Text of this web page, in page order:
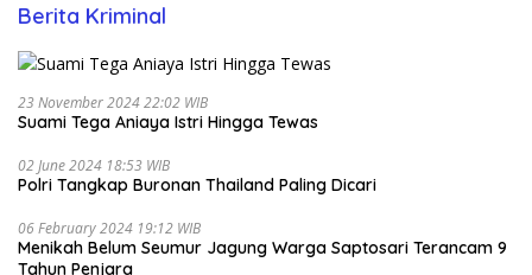
Berita Kriminal
23 November 2024 22:02 WIB
Suami Tega Aniaya Istri Hingga Tewas
02 June 2024 18:53 WIB
Polri Tangkap Buronan Thailand Paling Dicari
06 February 2024 19:12 WIB
Menikah Belum Seumur Jagung Warga Saptosari Terancam 9
Tahun Penjara